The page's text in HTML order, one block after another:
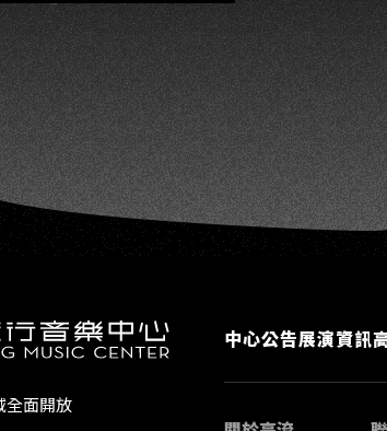
全面開放
中心公告展演資訊